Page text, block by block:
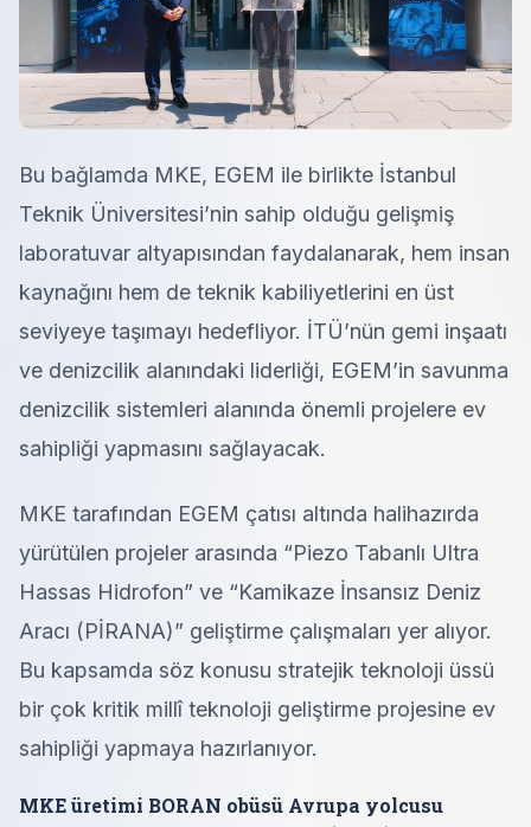
Bu bağlamda MKE, EGEM ile birlikte İstanbul
Teknik Üniversitesi’nin sahip olduğu gelişmiş
laboratuvar altyapısından faydalanarak, hem insan
kaynağını hem de teknik kabiliyetlerini en üst
seviyeye taşımayı hedefliyor. İTÜ’nün gemi inşaatı
ve denizcilik alanındaki liderliği, EGEM’in savunma
denizcilik sistemleri alanında önemli projelere ev
sahipliği yapmasını sağlayacak.
MKE tarafından EGEM çatısı altında halihazırda
yürütülen projeler arasında “Piezo Tabanlı Ultra
Hassas Hidrofon” ve “Kamikaze İnsansız Deniz
Aracı (PİRANA)” geliştirme çalışmaları yer alıyor.
Bu kapsamda söz konusu stratejik teknoloji üssü
bir çok kritik millî teknoloji geliştirme projesine ev
sahipliği yapmaya hazırlanıyor.
MKE üretimi BORAN obüsü Avrupa yolcusu